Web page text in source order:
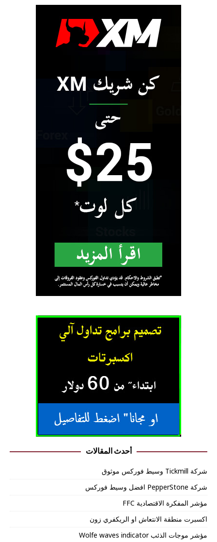
أحدث المقالات
شركة Tickmill وسيط فوركس موثوق
شركة PepperStone افضل وسيط فوركس
مؤشر المفكرة الاقتصادية FFC
اكسبرت منطقة الانتعاش او الريكفري زون
مؤشر موجات الذئب Wolfe waves indicator